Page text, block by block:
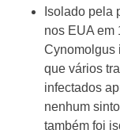
Isolado pela
nos EUA em
Cynomolgus
que vários
infectados
nenhum
também foi